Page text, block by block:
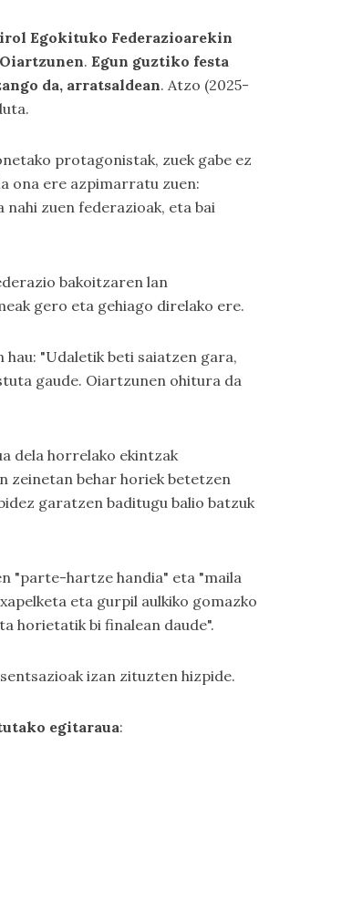
Egokituko Federazioarekin
. Egun guztiko festa
da, arratsaldean. Atzo (2025-
protagonistak, zuek gabe ez
ona ere azpimarratu zuen:
zuen federazioak, eta bai
bakoitzaren lan
gero eta gehiago direlako ere.
"Udaletik beti saiatzen gara,
gaude. Oiartzunen ohitura da
dela horrelako ekintzak
zeinetan behar horiek betetzen
garatzen baditugu balio batzuk
"parte-hartze handia" eta "maila
eta gurpil aulkiko gomazko
horietatik bi finalean daude".
izan zituzten hizpide.
egitaraua: